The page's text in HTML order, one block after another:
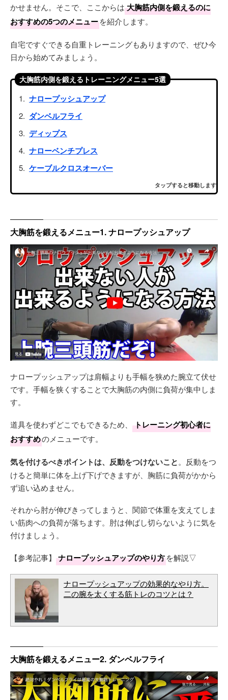
かせません。そこで、ここからは 大胸筋内側を鍛えるのに
おすすめの5つのメニューを紹介します。
自宅ですぐできる自重トレーニングもありますので、ぜひ今
日から始めてみましょう。
大胸筋内側を鍛えるトレーニングメニュー5選
ナロープッシュアップ
ダンベルフライ
ディップス
ナローベンチプレス
ケーブルクロスオーバー
タップすると移動します
大胸筋を鍛えるメニュー1. ナロープッシュアップ
ナロープッシュアップは肩幅よりも手幅を狭めた腕立て伏せ
です。手幅を狭くすることで大胸筋の内側に負荷が集中しま
す。
道具を使わずどこでもできるため、
トレーニング初心者に
おすすめのメニューです。
気を付けるべきポイントは、反動をつけないこと。反動をつ
けると簡単に体を上げ下げできますが、胸筋に負荷がかから
ず追い込めません。
それから肘が伸びきってしまうと、関節で体重を支えてしま
い筋肉への負荷が落ちます。肘は伸ばし切らないように気を
付けましょう。
【参考記事】 ナロープッシュアップのやり方を解説▽
ナロープッシュアップの効果的なやり方。
二の腕を太くする筋トレのコツとは？
大胸筋を鍛えるメニュー2. ダンベルフライ